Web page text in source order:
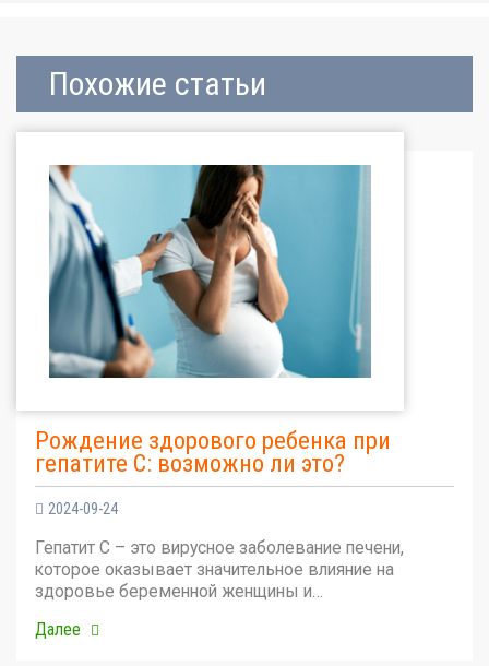
Похожие статьи
Рождение здорового ребенка при
гепатите С: возможно ли это?
2024-09-24
Гепатит С – это вирусное заболевание печени,
которое оказывает значительное влияние на
здоровье беременной женщины и…
Далее